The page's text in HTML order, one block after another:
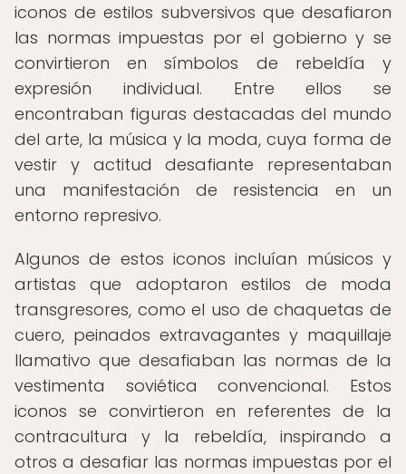
iconos de estilos subversivos que desafiaron
las normas impuestas por el gobierno y se
convirtieron en símbolos de rebeldía y
expresión individual. Entre ellos se
encontraban figuras destacadas del mundo
del arte, la música y la moda, cuya forma de
vestir y actitud desafiante representaban
una manifestación de resistencia en un
entorno represivo.
Algunos de estos iconos incluían músicos y
artistas que adoptaron estilos de moda
transgresores, como el uso de chaquetas de
cuero, peinados extravagantes y maquillaje
llamativo que desafiaban las normas de la
vestimenta soviética convencional. Estos
iconos se convirtieron en referentes de la
contracultura y la rebeldía, inspirando a
otros a desafiar las normas impuestas por el